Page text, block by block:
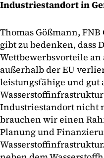
Industriestandort in
Thomas Gößmann,
gibt zu bedenken, dass
Wettbewerbsvorteile
außerhalb der EU
leistungsfähige und gut
Industriestandort nicht
brauchen wir einen
Planung und